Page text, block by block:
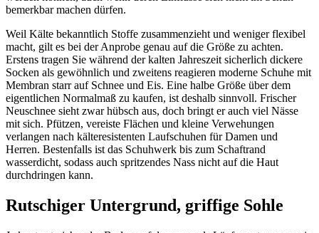
bemerkbar machen dürfen.
Weil Kälte bekanntlich Stoffe zusammenzieht und weniger flexibel
macht, gilt es bei der Anprobe genau auf die Größe zu achten.
Erstens tragen Sie während der kalten Jahreszeit sicherlich dickere
Socken als gewöhnlich und zweitens reagieren moderne Schuhe mit
Membran starr auf Schnee und Eis. Eine halbe Größe über dem
eigentlichen Normalmaß zu kaufen, ist deshalb sinnvoll. Frischer
Neuschnee sieht zwar hübsch aus, doch bringt er auch viel Nässe
mit sich. Pfützen, vereiste Flächen und kleine Verwehungen
verlangen nach kälteresistenten Laufschuhen für Damen und
Herren. Bestenfalls ist das Schuhwerk bis zum Schaftrand
wasserdicht, sodass auch spritzendes Nass nicht auf die Haut
durchdringen kann.
Rutschiger Untergrund, griffige Sohle